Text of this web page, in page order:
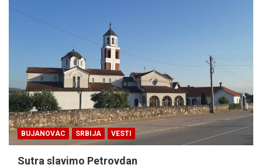
BUJANOVAC SRBIJA VESTI
Sutra slavimo Petrovdan